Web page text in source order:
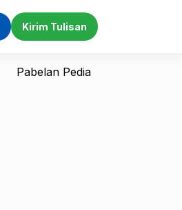
Kirim Tulisan
Pabelan Pedia